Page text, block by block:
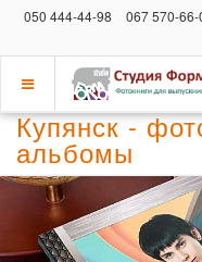
050 444-44-98 067 570-66-
Показать
меню
Купянск -
альбомы